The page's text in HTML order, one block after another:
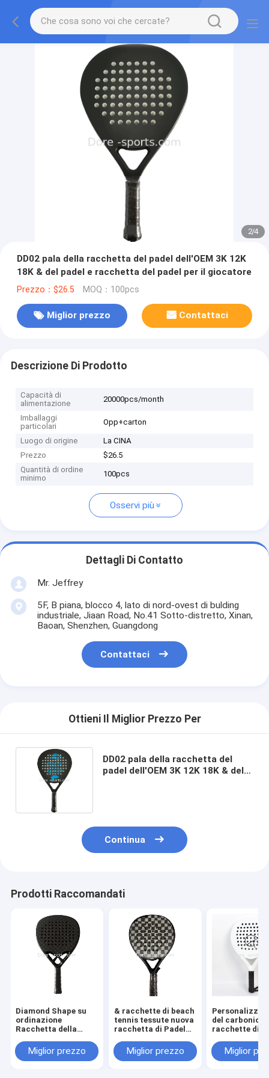
2/4
DD02 pala della racchetta del padel dell'OEM 3K 12K
18K & del padel e racchetta del padel per il giocatore
Prezzo：$26.5 MOQ：100pcs
Miglior prezzo Contattaci
Descrizione Di Prodotto
Capacità di
alimentazione
20000pcs/month
Imballaggi
particolari
Opp+carton
Luogo di origine
La CINA
Prezzo
$26.5
Quantità di ordine
minimo
100pcs
Osservi più
Dettagli Di Contatto
Mr. Jeffrey
5F, B piana, blocco 4, lato di nord-ovest di bulding
industriale, Jiaan Road, No.41 Sotto-distretto, Xinan,
Baoan, Shenzhen, Guangdong
Contattaci
Ottieni Il Miglior Prezzo Per
DD02 pala della racchetta del
padel dell'OEM 3K 12K 18K & del
Continua
Prodotti Raccomandati
Diamond Shape su
ordinazione
Racchetta della
CarbonFiber 12k
Padel Paddel della
Miglior prezzo
& racchette di beach
tennis tessute nuova
racchetta di Padel
colori 3K di
progettazione due
Miglior prezzo
Personalizzi
del carbonio
racchette di
racchetta di
Professional
Miglior